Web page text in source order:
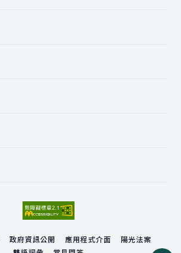
政府資訊公開 應用程式介面
陽光法案